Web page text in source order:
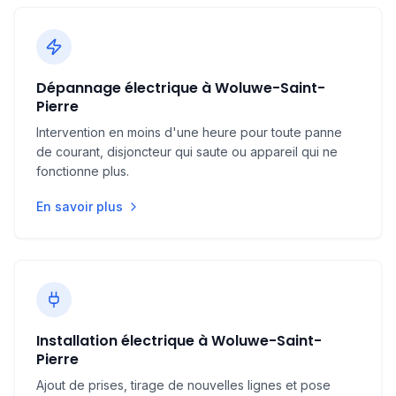
Remplacement d'ampoule ou luminaire :50 € -
90 €
Réparation ou remplacement d'interrupteur :
Délai d'intervention
d'urgence, avec une programmation sous
48h pour les réparations non urgentes.
Dépannage électrique à Woluwe-Saint-
Pierre
Intervention en moins d'une heure pour toute panne
de courant, disjoncteur qui saute ou appareil qui ne
fonctionne plus.
En savoir plus
Installation électrique à Woluwe-Saint-
Pierre
Ajout de prises, tirage de nouvelles lignes et pose